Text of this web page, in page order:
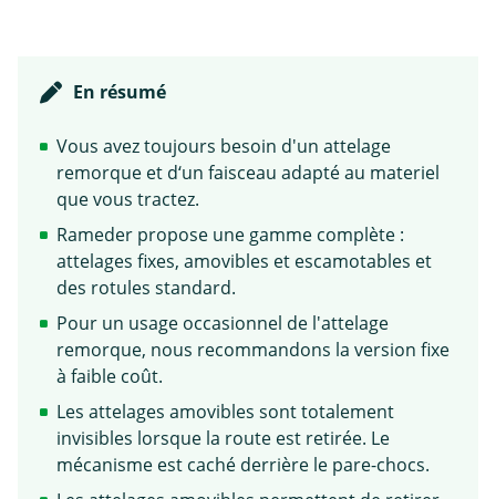
En résumé
Vous avez toujours besoin d'un attelage
remorque et d‘un faisceau adapté au materiel
que vous tractez.
Rameder propose une gamme complète :
attelages fixes, amovibles et escamotables et
des rotules standard.
Pour un usage occasionnel de l'attelage
remorque, nous recommandons la version fixe
à faible coût.
Les attelages amovibles sont totalement
invisibles lorsque la route est retirée. Le
mécanisme est caché derrière le pare-chocs.